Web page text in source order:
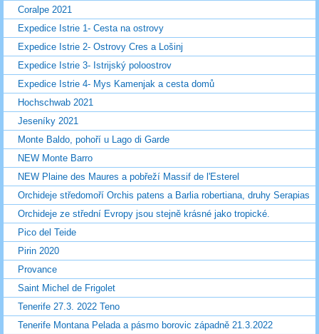
Coralpe 2021
Expedice Istrie 1- Cesta na ostrovy
Expedice Istrie 2- Ostrovy Cres a Lošinj
Expedice Istrie 3- Istrijský poloostrov
Expedice Istrie 4- Mys Kamenjak a cesta domů
Hochschwab 2021
Jeseníky 2021
Monte Baldo, pohoří u Lago di Garde
NEW Monte Barro
NEW Plaine des Maures a pobřeží Massif de l'Esterel
Orchideje středomoří Orchis patens a Barlia robertiana, druhy Serapias
Orchideje ze střední Evropy jsou stejně krásné jako tropické.
Pico del Teide
Pirin 2020
Provance
Saint Michel de Frigolet
Tenerife 27.3. 2022 Teno
Tenerife Montana Pelada a pásmo borovic západně 21.3.2022